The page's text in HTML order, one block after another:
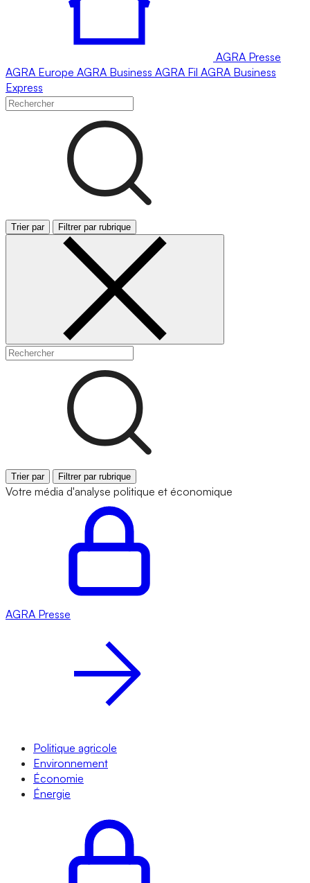
AGRA Presse
AGRA Europe AGRA Business AGRA Fil AGRA Business
Express
Trier par Filtrer par rubrique
Trier par Filtrer par rubrique
Votre média d'analyse politique et économique
AGRA Presse
Politique agricole
Environnement
Économie
Énergie